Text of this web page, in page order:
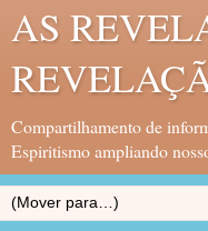
AS
Compartilhamento de
Espiritismo ampliando